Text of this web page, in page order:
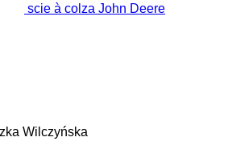
scie à colza John Deere
Wilczyńska